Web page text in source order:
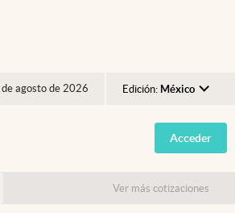
agosto de 2026 Edición: México
Argentina
España
USA
Acceder
Ver más cotizaciones